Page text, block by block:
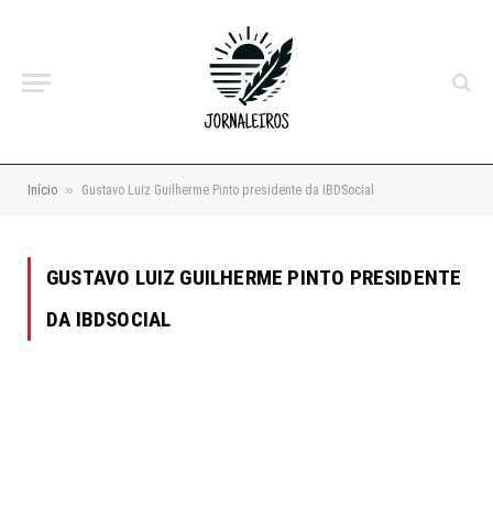
Início » Gustavo Luiz Guilherme Pinto presidente da IBDSocial
GUSTAVO LUIZ GUILHERME PINTO PRESIDENTE
DA IBDSOCIAL